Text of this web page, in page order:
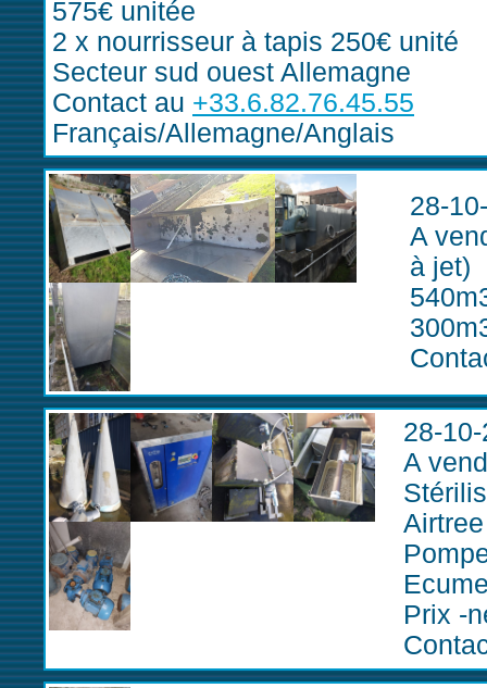
575€ unitée
2 x nourrisseur à tapis 250€ unité
Secteur sud ouest Allemagne
Contact au +33.6.82.76.45.55
Français/Allemagne/Anglais
28-
A
à jet)
28-
A
Prix -